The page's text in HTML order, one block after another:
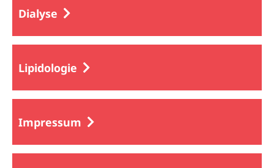
Dialyse
Lipidologie
Impressum